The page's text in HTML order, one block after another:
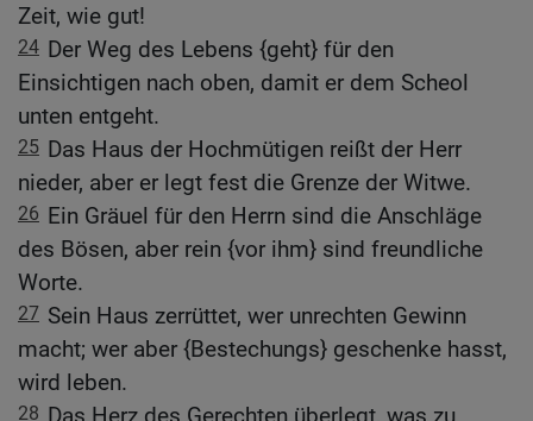
Zeit, wie gut!
24 Der Weg des Lebens {geht} für den
Einsichtigen nach oben, damit er dem Scheol
unten entgeht.
25 Das Haus der Hochmütigen reißt der Herr
nieder, aber er legt fest die Grenze der Witwe.
26 Ein Gräuel für den Herrn sind die Anschläge
des Bösen, aber rein {vor ihm} sind freundliche
Worte.
27 Sein Haus zerrüttet, wer unrechten Gewinn
macht; wer aber {Bestechungs} geschenke hasst,
wird leben.
28 Das Herz des Gerechten überlegt, was zu